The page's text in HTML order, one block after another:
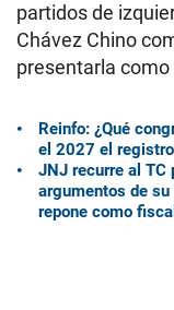
partidos de
Chávez Chino
presentarla
Reinfo: ¿Qué
el 2027 el
JNJ recurre al TC
argumentos de
repone como